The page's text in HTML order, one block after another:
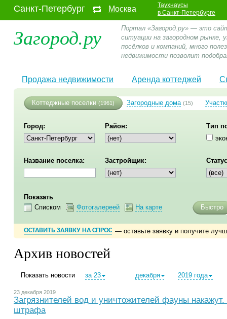
Санкт-Петербург Москва
Таухнаусы
в Санкт-Петербурге
Загород.ру
Портал «Загород.ру» — это
ситуации на загородном
посёлков и компаний, много
недвижимости позволит
Продажа недвижимости Аренда коттеджей
Коттеджные поселки (1961) Загородные дома (15)
Город: Район:
Тип
Название поселка: Застройщик:
Показать
Списком
Фотогалереей На карте Быстро
ОСТАВИТЬ ЗАЯВКУ НА СПРОС — оставьте заявку и получите
Архив новостей
Показать новости за 23 декабря 2019 года
23 декабря 2019
Загрязнителей вод и уничтожителей фауны
штрафа